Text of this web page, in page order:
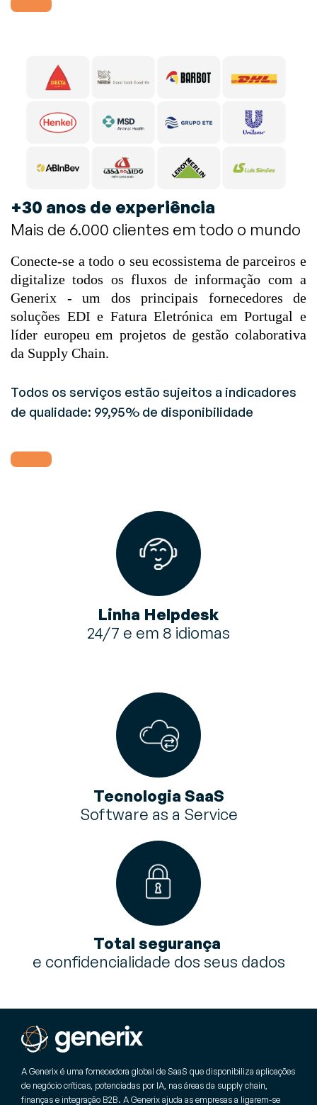
+30 anos de experiência
Mais de 6.000 clientes em todo o mundo
Conecte-se a todo o seu ecossistema de parceiros e
digitalize todos os fluxos de informação com a
Generix - um dos principais fornecedores de
soluções EDI e Fatura Eletrónica em Portugal e
líder europeu em projetos de gestão colaborativa
da Supply Chain.
Todos os serviços estão sujeitos a indicadores
de qualidade: 99,95% de disponibilidade
Linha Helpdesk
24/7 e em 8 idiomas
Tecnologia SaaS
Software as a Service
Total segurança
e confidencialidade dos seus dados
A Generix é uma fornecedora global de SaaS que disponibiliza aplicações
de negócio críticas, potenciadas por IA, nas áreas da supply chain,
finanças e integração B2B. A Generix ajuda as empresas a ligarem-se